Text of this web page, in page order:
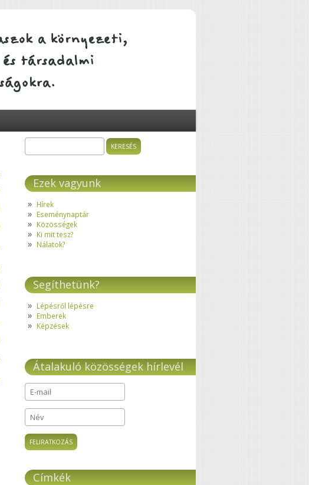
Keresés űrlap
Ezek vagyunk
Hírek
Eseménynaptár
Közösségek
Ki mit tesz?
Nálatok?
Segíthetünk?
Lépésről lépésre
Emberek
Képzések
Átalakuló közösségek hírlevél
E-mail*
Név
Címkék